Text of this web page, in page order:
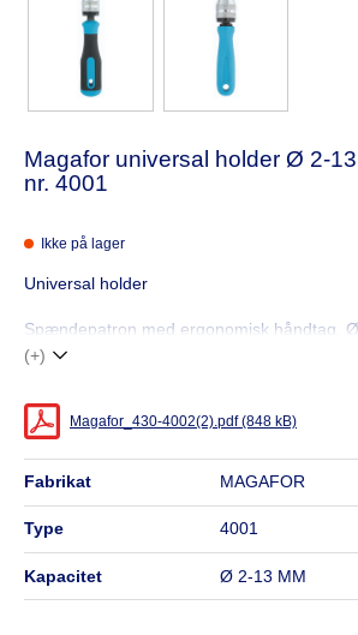
Magafor universal holder Ø 2-
nr. 4001
Ikke på lager
Universal holder
Spændepatron med ergonomisk håndtag.
(+)
Magafor_430-4002(2).pdf (848 kB)
fabrikat MAGAFOR
type 4001
kapacitet Ø 2-13 MM